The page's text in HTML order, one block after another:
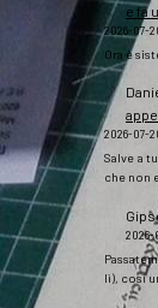
e fa
2026-07-
Ora è
2026-07-
Salve a
che non
2026-
lì), così